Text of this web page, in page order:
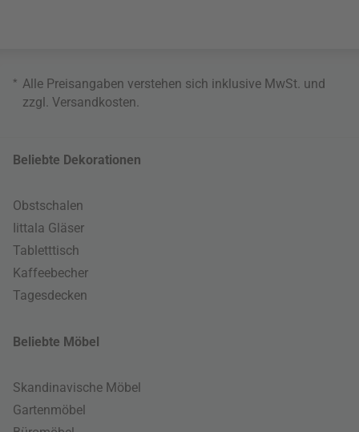
* Alle Preisangaben verstehen sich inklusive MwSt. und
zzgl. Versandkosten
Beliebte Dekorationen
Obstschalen
Iittala Gläser
Tabletttisch
Kaffeebecher
Tagesdecken
Beliebte Möbel
Skandinavische Möbel
Gartenmöbel